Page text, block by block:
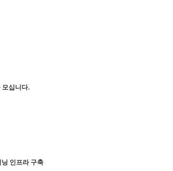
모십니다.
인프라 구축